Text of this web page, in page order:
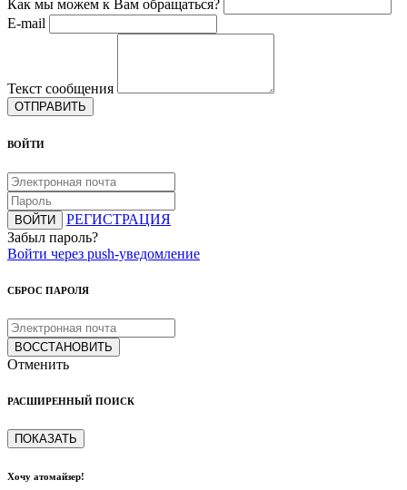
Как мы можем к Вам обращаться?
E-mail
Текст сообщения
ОТПРАВИТЬ
ВОЙТИ
ВОЙТИ
РЕГИСТРАЦИЯ
Забыл пароль?
Войти через push-уведомление
СБРОС ПАРОЛЯ
ВОССТАНОВИТЬ
Отменить
РАСШИРЕННЫЙ ПОИСК
ПОКАЗАТЬ
Хочу атомайзер!